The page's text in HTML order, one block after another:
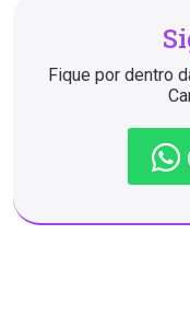
Fique por dentro